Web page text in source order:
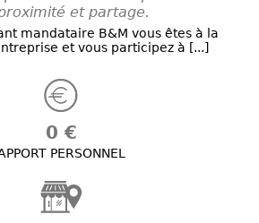
et partage.
mandataire B&M vous êtes à la
et vous participez à [...]
0 €
PERSONNEL